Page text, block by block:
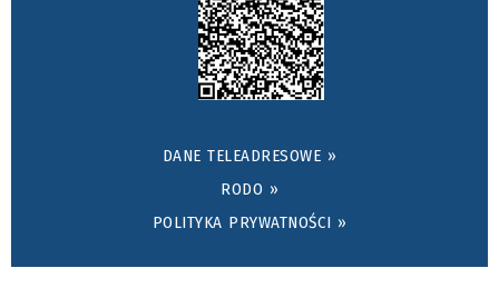
DANE TELEADRESOWE »
RODO »
POLITYKA PRYWATNOŚCI »